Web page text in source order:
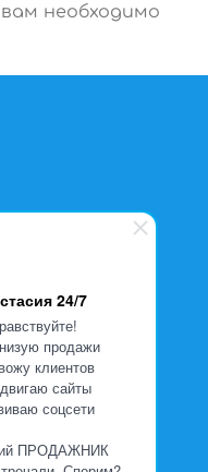
24/7
продажи
клиентов
сайты
соцсети
ПРОДАЖНИК
необходимо